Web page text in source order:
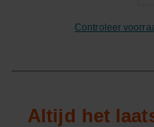
Controleer
Altijd het